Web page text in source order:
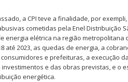
a CPI teve a finalidade, por
cometidas pela Enel Distribuição
energia elétrica na região metropolitana
até 2023, as quedas de energia, a
e prefeituras, a execução
e das obras previstas, e o
energética.